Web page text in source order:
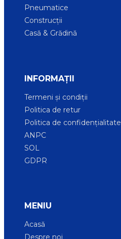
Pneumatice
Construcții
Casă & Grădină
INFORMAȚII
Termeni și condiții
Politica de retur
Politica de confidențialitate
ANPC
SOL
GDPR
MENIU
Acasă